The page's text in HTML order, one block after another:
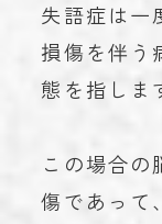
TEL023-
© 2023
失語症は一
損傷を伴う
態を指しま
この場合
傷であって